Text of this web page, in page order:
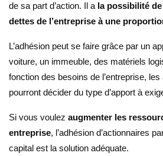
de sa part d’action. Il a la possibilité
dettes de l’entreprise à une
L’adhésion peut se faire grâce par un
voiture, un immeuble, des matériels
fonction des besoins de l’entreprise,
pourront décider du type d’apport à
Si vous voulez augmenter les
entreprise, l’adhésion d’actionnaires
capital est la solution adéquate.